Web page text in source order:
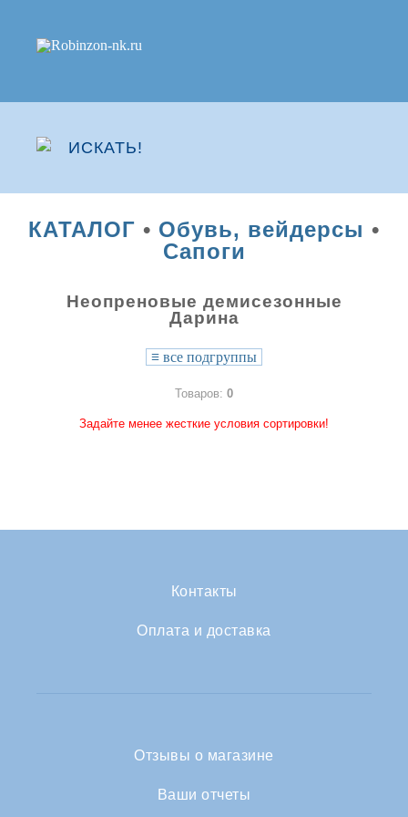
КАТАЛОГ • Обувь, вейдерсы •
Сапоги
Неопреновые демисезонные
Дарина
≡ все подгруппы
Товаров: 0
Задайте менее жесткие условия сортировки!
Контакты
Оплата и доставка
Отзывы о магазине
Ваши отчеты